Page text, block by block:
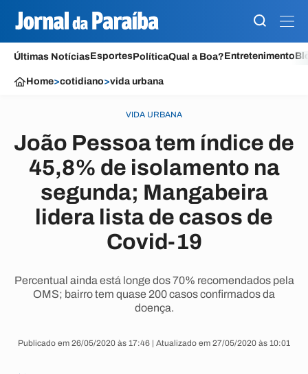
Últimas NotíciasEsportesPolíticaQual a Boa?Entretenimento
Home>cotidiano>vida urbana
VIDA URBANA
João Pessoa tem índice de
45,8% de isolamento na
segunda; Mangabeira
lidera lista de casos de
Covid-19
Percentual ainda está longe dos 70% recomendados pela
OMS; bairro tem quase 200 casos confirmados da
doença.
Publicado em 26/05/2020 às 17:46 | Atualizado em 27/05/2020 às 10:01